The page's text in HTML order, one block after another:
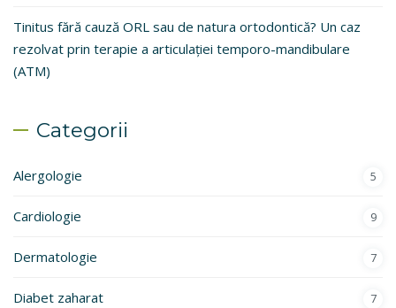
Tinitus fără cauză ORL sau de natura ortodontică? Un caz
rezolvat prin terapie a articulației temporo-mandibulare
(ATM)
Categorii
Alergologie 5
Cardiologie 9
Dermatologie 7
Diabet zaharat 7